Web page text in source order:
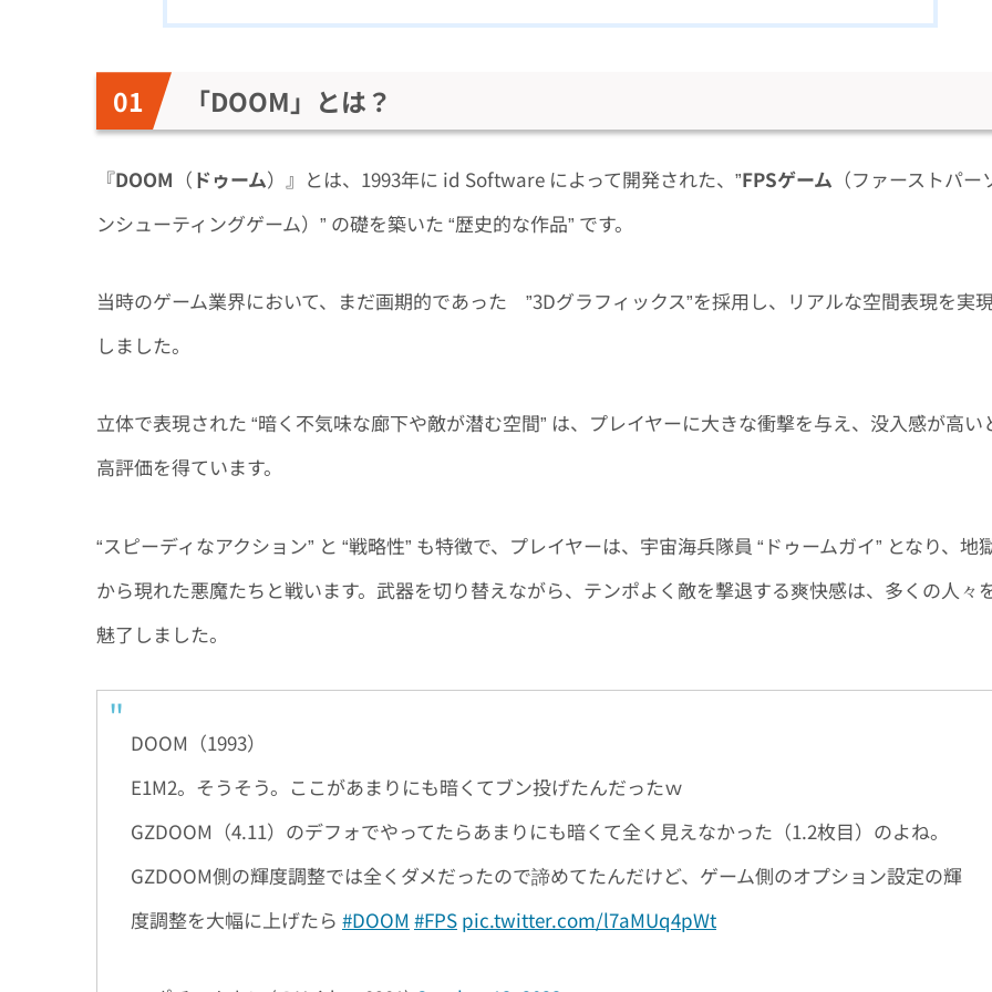
「DOOM」とは？
『DOOM （ ドゥーム）』とは、1993年に id Software によって開発された、”FPSゲーム （ファーストパー
ンシューティングゲーム）” の礎を築いた “歴史的な作品” です。
当時のゲーム業界において、まだ画期的であった ”3Dグラフィックス”を採用し、リアルな空間表現を実
しました。
立体で表現された “暗く不気味な廊下や敵が潜む空間” は、プレイヤーに大きな衝撃を与え、没入感が高い
高評価を得ています。
“スピーディなアクション” と “戦略性” も特徴で、プレイヤーは、宇宙海兵隊員 “ドゥームガイ” となり、地
から現れた悪魔たちと戦います。武器を切り替えながら、テンポよく敵を撃退する爽快感は、多くの人々
魅了しました。
DOOM（1993）
E1M2。そうそう。ここがあまりにも暗くてブン投げたんだったｗ
GZDOOM（4.11）のデフォでやってたらあまりにも暗くて全く見えなかった（1.2枚目）のよね。
GZDOOM側の輝度調整では全くダメだったので諦めてたんだけど、ゲーム側のオプション設定の輝
度調整を大幅に上げたら #DOOM #FPS pic.twitter.com/l7aMUq4pWt